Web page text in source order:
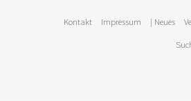
Kontakt Impressum | Neues